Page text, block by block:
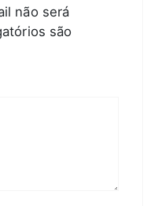
não será
são